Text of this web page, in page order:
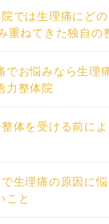
では生理痛にど
重ねてきた独自の
でお悩みなら生理
力整体院
体を受ける前に
生理痛の原因に
こと